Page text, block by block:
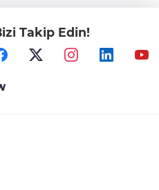
Takip Edin!